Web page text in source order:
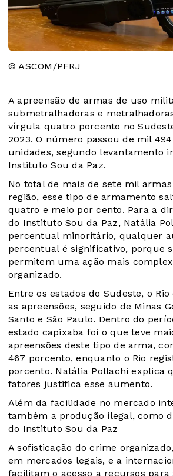
© ASCOM/PFRJ
A apreensão de armas de uso
submetralhadoras e
vírgula quatro porcento no
2023. O número passou de mil
unidades, segundo levantamento
Instituto Sou da Paz.
No total de mais de sete mil
região, esse tipo de armamento
quatro e meio por cento. Para a
do Instituto Sou da Paz, Natália
percentual minoritário, qualquer
percentual é significativo, porque
permitem uma ação mais
organizado.
Entre os estados do Sudeste, o
as apreensões, seguido de Minas
Santo e São Paulo. Dentro do
estado capixaba foi o que teve
apreensões deste tipo de arma,
467 porcento, enquanto o Rio
porcento. Natália Pollachi explica
fatores justifica esse aumento.
Além da facilidade no mercado
também a produção ilegal, como
do Instituto Sou da Paz
A sofisticação do crime
em mercados legais, e a
facilitam o acesso a recursos para